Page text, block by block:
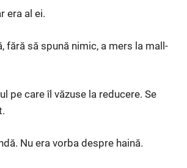
era al ei.
fără să spună nimic, a mers la mall-
pe care îl văzuse la reducere. Se
Nu era vorba despre haină.